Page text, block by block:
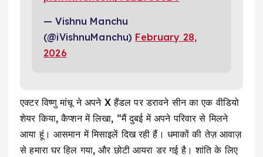
— Vishnu Manchu
(@iVishnuManchu) February 28,
2026
एक्टर विष्णु मांचू ने अपने X हैंडल पर डरावने सीन का एक वीडियो
शेयर किया, कैप्शन में लिखा, “मैं दुबई में अपने परिवार से मिलने
आया हूं। आसमान में मिसाइलें दिख रही हैं। धमाकों की तेज़ आवाज़
से हमारा घर हिल गया, और छोटी आयरा डर गई है। शांति के लिए